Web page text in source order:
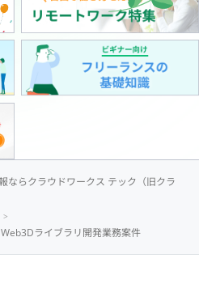
ならクラウドワークス テック（旧クラ
ライブラリ開発業務案件